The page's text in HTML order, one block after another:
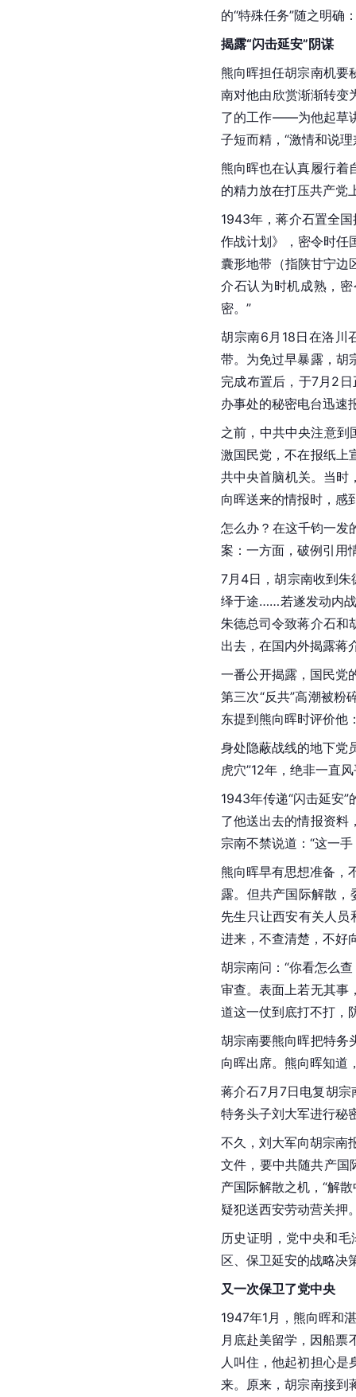
的“特殊任务”随之明确
揭露“闪击延安”阴谋
熊向晖担任胡宗南机要
南对他由欣赏渐渐转变
了的工作——为他起草
子短而精，“激情和说
熊向晖也在认真履行
的精力放在打压共产党
1943年，蒋介石置全
作战计划》，密令时任
囊形地带（指陕甘宁边
介石认为时机成熟，
密。”
胡宗南6月18日在洛川
带。为免过早暴露，胡
完成布置后，于7月2
办事处的秘密电台迅速
之前，中共中央注意到
激国民党，不在报纸上
共中央首脑机关。当时
向晖送来的情报时，感
怎么办？在这千钧一发
案：一方面，破例引用
7月4日，胡宗南收到朱
绎于途……若遂发动内
朱德总司令致蒋介石和
出去，在国内外揭露蒋
一番公开揭露，国民党
第三次“反共”高潮被粉
东提到熊向晖时评价他
身处隐蔽战线的地下党
虎穴”12年，绝非一直
1943年传递“闪击延安
了他送出去的情报资料
宗南不禁说道：“这一
熊向晖早有思想准备，
露。但共产国际解散，
先生只让西安有关人员
进来，不查清楚，不好
胡宗南问：“你看怎么
审查。表面上若无其事
道这一仗到底打不打，
胡宗南要熊向晖把特务
向晖出席。熊向晖知道
蒋介石7月7日电复胡宗
特务头子刘大军进行秘
不久，刘大军向胡宗南
文件，要中共随共产国
产国际解散之机，“解
疑犯送西安劳动营关押
历史证明，党中央和
区、保卫延安的战略决
又一次保卫了党中央
1947年1月，熊向晖和
月底赴美留学，因船票
人叫住，他起初担心
来。原来，胡宗南接到